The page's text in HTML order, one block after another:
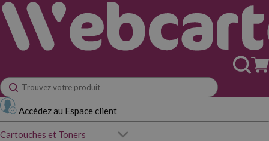
Accédez au Espace client
Cartouches et Toners